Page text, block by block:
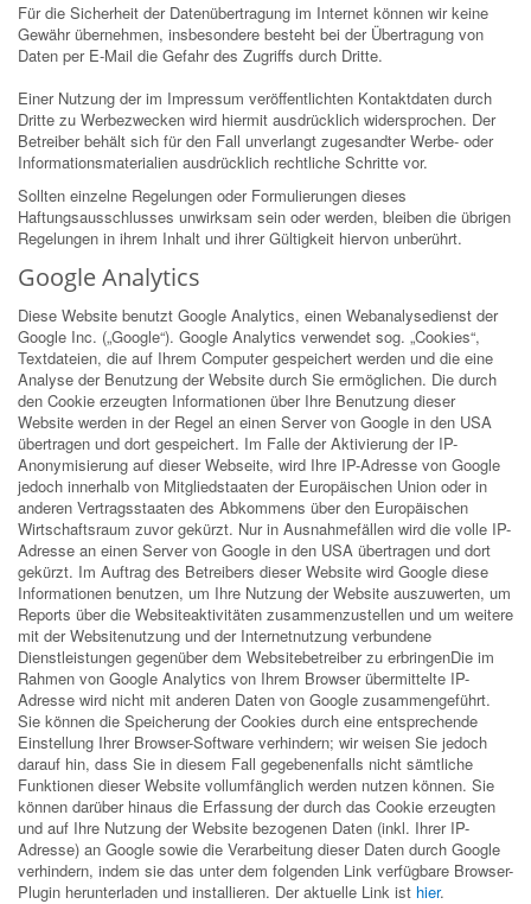
Für die Sicherheit der Datenübertragung im Internet können wir keine
Gewähr übernehmen, insbesondere besteht bei der Übertragung von
Daten per E-Mail die Gefahr des Zugriffs durch Dritte.
Einer Nutzung der im Impressum veröffentlichten Kontaktdaten durch
Dritte zu Werbezwecken wird hiermit ausdrücklich widersprochen. Der
Betreiber behält sich für den Fall unverlangt zugesandter Werbe- oder
Informationsmaterialien ausdrücklich rechtliche Schritte vor.
Sollten einzelne Regelungen oder Formulierungen dieses
Haftungsausschlusses unwirksam sein oder werden, bleiben die übrigen
Regelungen in ihrem Inhalt und ihrer Gültigkeit hiervon unberührt.
Google Analytics
Diese Website benutzt Google Analytics, einen Webanalysedienst der
Google Inc. („Google“). Google Analytics verwendet sog. „Cookies“,
Textdateien, die auf Ihrem Computer gespeichert werden und die eine
Analyse der Benutzung der Website durch Sie ermöglichen. Die durch
den Cookie erzeugten Informationen über Ihre Benutzung dieser
Website werden in der Regel an einen Server von Google in den USA
übertragen und dort gespeichert. Im Falle der Aktivierung der IP-
Anonymisierung auf dieser Webseite, wird Ihre IP-Adresse von Google
jedoch innerhalb von Mitgliedstaaten der Europäischen Union oder in
anderen Vertragsstaaten des Abkommens über den Europäischen
Wirtschaftsraum zuvor gekürzt. Nur in Ausnahmefällen wird die volle IP-
Adresse an einen Server von Google in den USA übertragen und dort
gekürzt. Im Auftrag des Betreibers dieser Website wird Google diese
Informationen benutzen, um Ihre Nutzung der Website auszuwerten, um
Reports über die Websiteaktivitäten zusammenzustellen und um weitere
mit der Websitenutzung und der Internetnutzung verbundene
Dienstleistungen gegenüber dem Websitebetreiber zu erbringenDie im
Rahmen von Google Analytics von Ihrem Browser übermittelte IP-
Adresse wird nicht mit anderen Daten von Google zusammengeführt.
Sie können die Speicherung der Cookies durch eine entsprechende
Einstellung Ihrer Browser-Software verhindern; wir weisen Sie jedoch
darauf hin, dass Sie in diesem Fall gegebenenfalls nicht sämtliche
Funktionen dieser Website vollumfänglich werden nutzen können. Sie
können darüber hinaus die Erfassung der durch das Cookie erzeugten
und auf Ihre Nutzung der Website bezogenen Daten (inkl. Ihrer IP-
Adresse) an Google sowie die Verarbeitung dieser Daten durch Google
verhindern, indem sie das unter dem folgenden Link verfügbare Browser-
Plugin herunterladen und installieren. Der aktuelle Link ist hier.